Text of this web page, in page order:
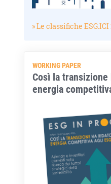
» Le classifiche ESG.ICI
WORKING PAPER
Così la
energia